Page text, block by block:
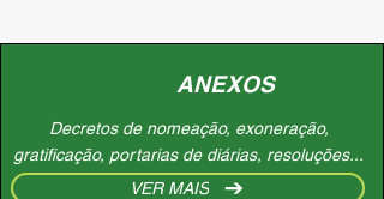
ANEXOS
Decretos de nomeação, exoneração,
gratificação, portarias de diárias, resoluções...
VER MAIS